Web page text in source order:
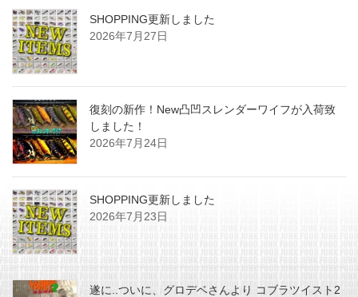
SHOPPING更新しました
2026年7月27日
復刻の新作！New凸凹スレンダーワイフが入荷致
しました！
2026年7月24日
SHOPPING更新しました
2026年7月23日
遂に..ついに、グロデベさんより コブラツイスト2